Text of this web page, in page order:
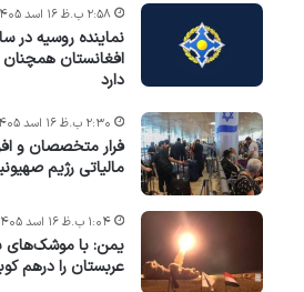
نماینده روسیه در
افغانستان همچنان
دارد
۲:۵۸ ب.ظ ۱۶ اسد ۱۴۰۵
فرار متخصصان و
مالیاتی رژیم
۲:۳۰ ب.ظ ۱۶ اسد ۱۴۰۵
یمن: با موشک‌های
عربستان را درهم
۱:۰۴ ب.ظ ۱۶ اسد ۱۴۰۵